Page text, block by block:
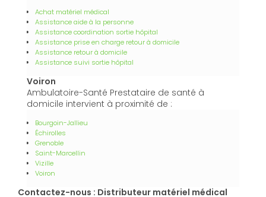
Achat matériel médical
Assistance aide à la personne
Assistance coordination sortie hôpital
Assistance prise en charge retour à domicile
Assistance retour à domicile
Assistance suivi sortie hôpital
Voiron
Ambulatoire-Santé Prestataire de santé à
domicile intervient à proximité de :
Bourgoin-Jallieu
Échirolles
Grenoble
Saint-Marcellin
Vizille
Voiron
Contactez-nous : Distributeur matériel médical